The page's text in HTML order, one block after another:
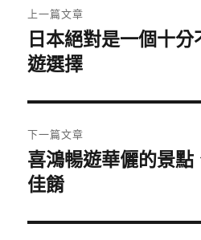
章
導
覽
上一篇文章
上
一
文
章:
日本絕對是一個十
遊選擇
下一篇文章
下
一
文
喜鴻暢遊華儷的景
佳餚